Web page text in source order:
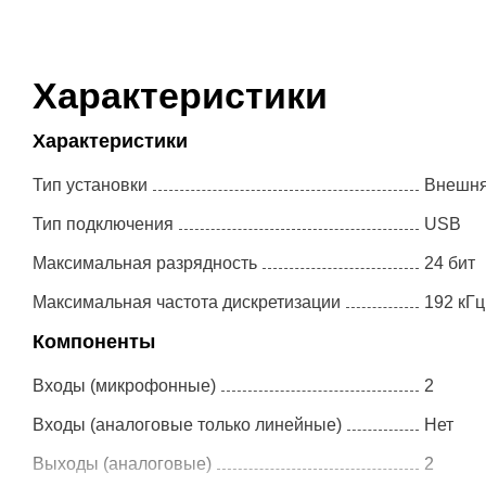
Характеристики
Характеристики
Тип установки
Тип подключения USB
Максимальная разрядность 24 бит
Максимальная частота дискретизации 192 кГц
Компоненты
Входы (микрофонные) 2
Входы (аналоговые только линейные) Нет
Выходы (аналоговые) 2